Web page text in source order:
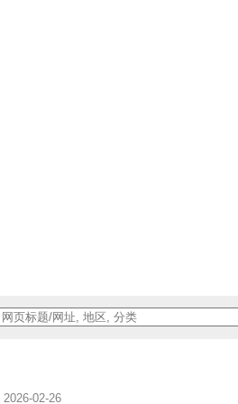
2026-02-26